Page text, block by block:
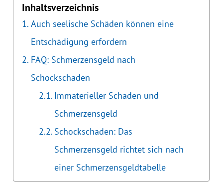
Inhaltsverzeichnis
Auch seelische Schäden können eine
Entschädigung erfordern
FAQ: Schmerzensgeld nach
Schockschaden
Immaterieller Schaden und
Schmerzensgeld
Schockschaden: Das
Schmerzensgeld richtet sich nach
einer Schmerzensgeldtabelle